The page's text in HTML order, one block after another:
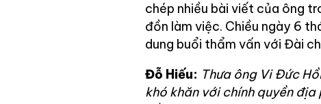
chép nhiều bài viết của ông
đồn làm việc. Chiều ngày 6
dung buổi thẩm vấn với Đài
Đỗ Hiếu: Thưa ông Vi Đức
khó khăn với chính quyền